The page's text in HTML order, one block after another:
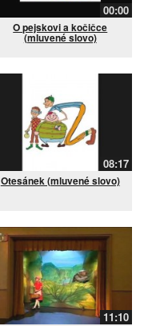
00:00
O pejskovi a kočičce
(mluvené slovo)
08:17
Otesánek (mluvené slovo)
11:10